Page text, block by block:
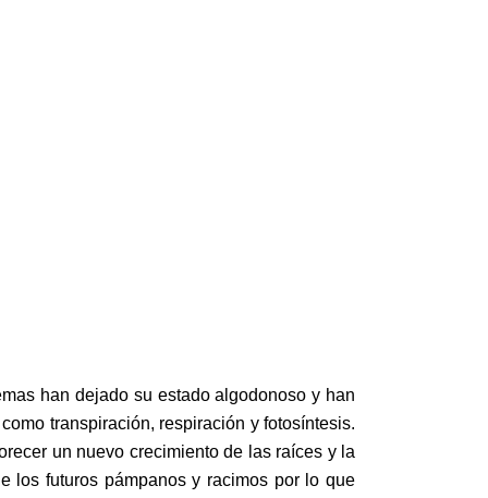
han dejado su estado algodonoso y han
transpiración, respiración y fotosíntesis.
un nuevo crecimiento de las raíces y la
los futuros pámpanos y racimos por lo que